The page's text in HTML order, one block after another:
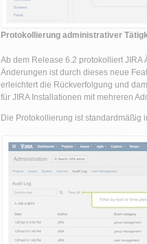
Protokollierung administrativer
Ab dem Release 6.2 protokolliert
Änderungen ist durch dieses neue
erleichtert die Rückverfolgung und
für JIRA Installationen mit mehreren
Die Protokollierung ist standardmäßig